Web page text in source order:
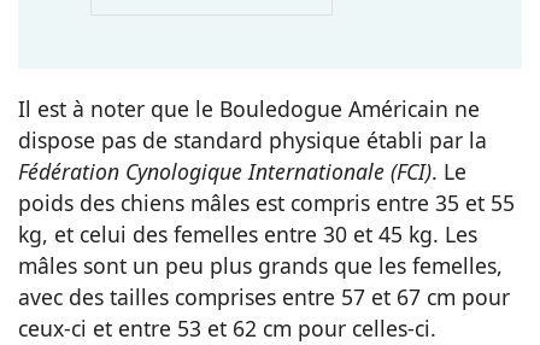
Il est à noter que le Bouledogue Américain ne
dispose pas de standard physique établi par la
Fédération Cynologique Internationale (FCI). Le
poids des chiens mâles est compris entre 35 et 55
kg, et celui des femelles entre 30 et 45 kg. Les
mâles sont un peu plus grands que les femelles,
avec des tailles comprises entre 57 et 67 cm pour
ceux-ci et entre 53 et 62 cm pour celles-ci.